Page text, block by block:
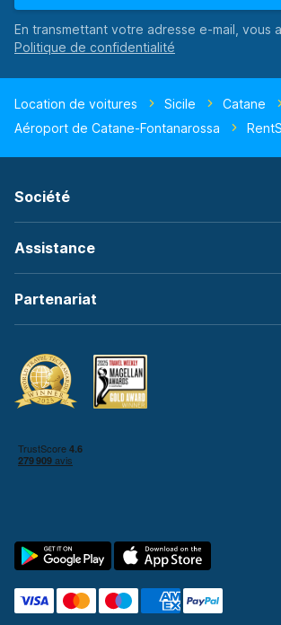
En transmettant votre adresse e-mail, vous
Location de voitures Sicile
Catane
Aéroport de Catane-Fontanarossa
Société
Assistance
Partenariat